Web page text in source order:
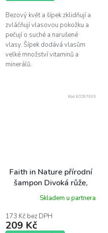
Bezový květ a šípek zklidňují a
zvláčňují vlasovou pokožku a
pečují o suché a narušené
vlasy. Šípek dodává vlasům
velké množství vitaminů a
minerálů.
Faith in Nature přírodní
šampon Divoká růže,
400ml
Skladem u partnera
173 Kč bez DPH
209 Kč
Kód: ECO97695